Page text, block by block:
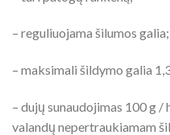
– reguliuojama šilumos galia;
– maksimali šildymo galia
– dujų sunaudojimas 100 g /
valandų nepertraukiamam